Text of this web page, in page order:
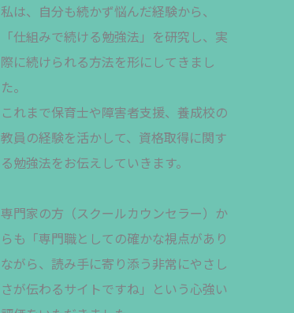
私は、自分も続かず悩んだ経験から、
「仕組みで続ける勉強法」を研究し、実
際に続けられる方法を形にしてきまし
た。
これまで保育士や障害者支援、養成校の
教員の経験を活かして、資格取得に関す
る勉強法をお伝えしていきます。
専門家の方（スクールカウンセラー）か
らも「専門職としての確かな視点があり
ながら、読み手に寄り添う非常にやさし
さが伝わるサイトですね」という心強い